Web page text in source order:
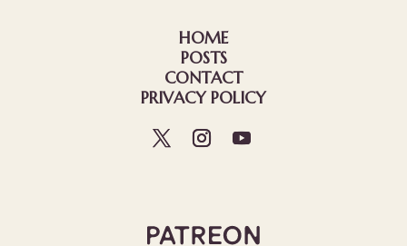
HOME
POSTS
CONTACT
PRIVACY POLICY